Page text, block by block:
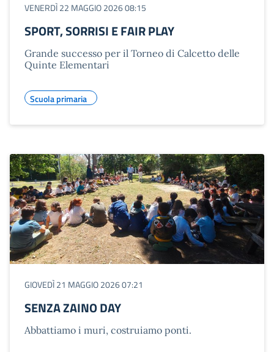
VENERDÌ 22 MAGGIO 2026 08:15
SPORT, SORRISI E FAIR PLAY
Grande successo per il Torneo di Calcetto delle
Quinte Elementari
Scuola primaria
GIOVEDÌ 21 MAGGIO 2026 07:21
SENZA ZAINO DAY
Abbattiamo i muri, costruiamo ponti.